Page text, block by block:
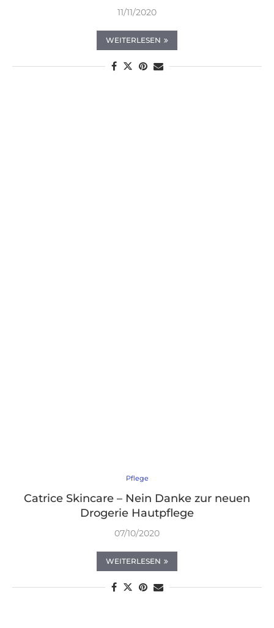
11/11/2020
WEITERLESEN
Pflege
Catrice Skincare – Nein Danke zur neuen
Drogerie Hautpflege
07/10/2020
WEITERLESEN